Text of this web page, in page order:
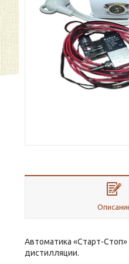
Автоматика «Старт-
дистилляции.